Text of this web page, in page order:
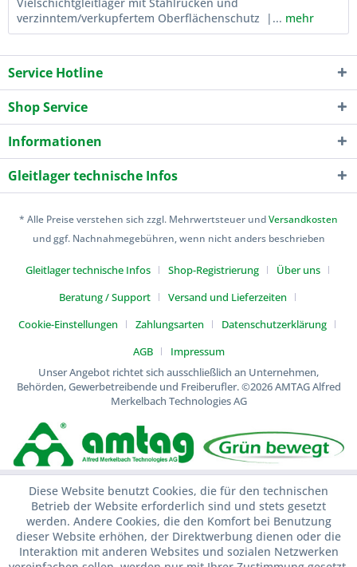
verzinntem/verkupfertem Oberflächenschutz |... mehr
Service Hotline
Shop Service
Informationen
Gleitlager technische Infos
* Alle Preise verstehen sich zzgl. Mehrwertsteuer undVersandkosten
und ggf. Nachnahmegebühren, wenn nicht anders beschrieben
Gleitlager technische Infos Shop-Registrierung
Über uns
Beratung / Support
Versand und Lieferzeiten
Cookie-Einstellungen
Zahlungsarten
Datenschutzerklärung
AGB
Impressum
Unser Angebot richtet sich ausschließlich an Unternehmen,
Behörden, Gewerbetreibende und Freiberufler.©2026 AMTAG Alfred
Merkelbach Technologies AG
Diese Website benutzt Cookies, die für den technischen
Betrieb der Website erforderlich sind und stets gesetzt
werden. Andere Cookies, die den Komfort bei Benutzung
dieser Website erhöhen, der Direktwerbung dienen oder die
Interaktion mit anderen Websites und sozialen Netzwerken